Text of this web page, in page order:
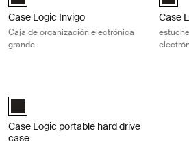
Case Logic Invigo
Caja de organización electrónica
grande
Case
Case Logic Portable Hard Drive Case
Case Logic portable hard drive
case